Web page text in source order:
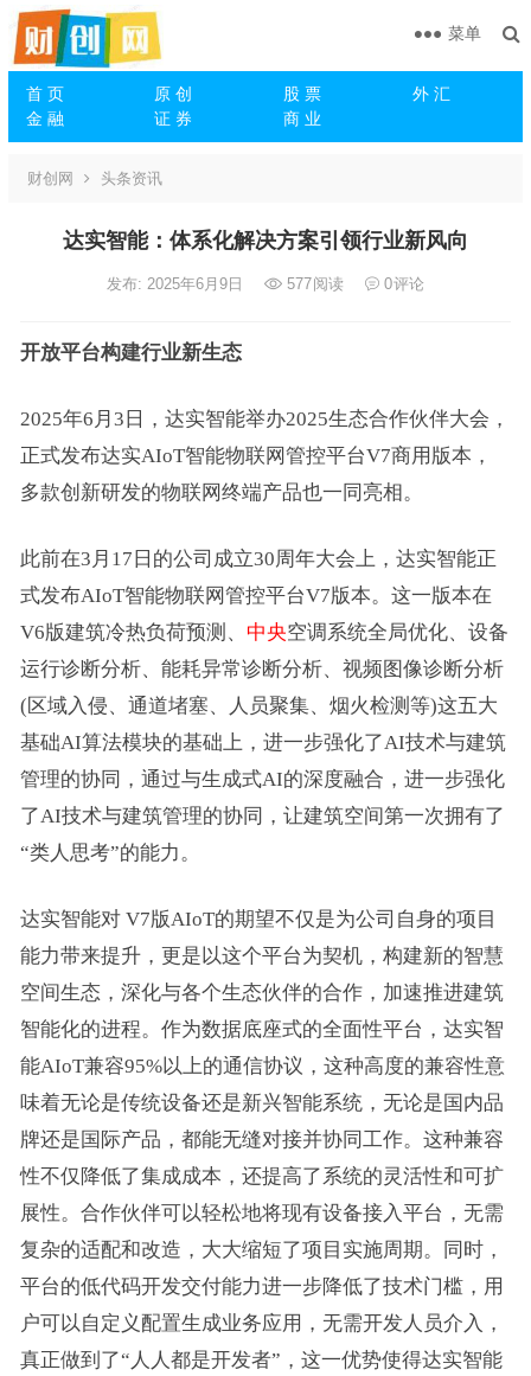
首 页 原 创 股 票
外 汇
金 融
证 券 商 业
菜单
财创网 头条资讯
达实智能：体系化解决方案引领行业新风向
发布: 2025年6月9日 577阅读 0评论
开放平台构建行业新生态
2025年6月3日，达实智能举办2025生态合作伙伴大会，
正式发布达实AIoT智能物联网管控平台V7商用版本，
多款创新研发的物联网终端产品也一同亮相。
此前在3月17日的公司成立30周年大会上，达实智能正
式发布AIoT智能物联网管控平台V7版本。这一版本在
V6版建筑冷热负荷预测、 中央空调系统全局优化、设备
运行诊断分析、能耗异常诊断分析、视频图像诊断分析
(区域入侵、通道堵塞、人员聚集、烟火检测等)这五大
基础AI算法模块的基础上，进一步强化了AI技术与建筑
管理的协同，通过与生成式AI的深度融合，进一步强化
了AI技术与建筑管理的协同，让建筑空间第一次拥有了
“类人思考”的能力。
达实智能对 V7版AIoT的期望不仅是为公司自身的项目
能力带来提升，更是以这个平台为契机，构建新的智慧
空间生态，深化与各个生态伙伴的合作，加速推进建筑
智能化的进程。作为数据底座式的全面性平台，达实智
能AIoT兼容95%以上的通信协议，这种高度的兼容性意
味着无论是传统设备还是新兴智能系统，无论是国内品
牌还是国际产品，都能无缝对接并协同工作。这种兼容
性不仅降低了集成成本，还提高了系统的灵活性和可扩
展性。合作伙伴可以轻松地将现有设备接入平台，无需
复杂的适配和改造，大大缩短了项目实施周期。同时，
平台的低代码开发交付能力进一步降低了技术门槛，用
户可以自定义配置生成业务应用，无需开发人员介入，
真正做到了“人人都是开发者”，这一优势使得达实智能